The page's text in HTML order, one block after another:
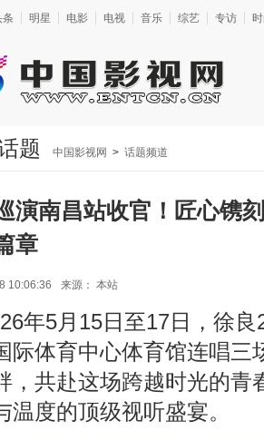
条 明星 电影 电视 音乐 综艺 专访
题 中国影视网 > 话题频道
演南昌站收官！匠心镌
章
10:06:36 来源： 本站
年5月15日至17日，徐
际体育中心体育馆连唱三
，共赴这场跨越时光的青
温度的顶级视听盛宴。